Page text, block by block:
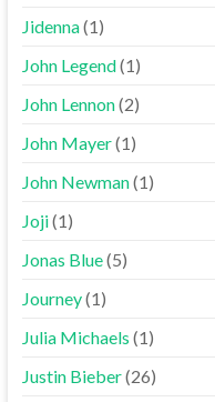
Jidenna(1)
John Legend(1)
John Lennon(2)
John Mayer(1)
John Newman(1)
Joji(1)
Jonas Blue(5)
Journey(1)
Julia Michaels (1)
Justin Bieber(26)